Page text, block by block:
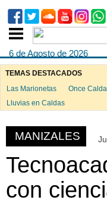
6 de Agosto de 2026
TEMAS DESTACADOS
Las Marionetas
Once
Lluvias en Caldas
MANIZALES
con